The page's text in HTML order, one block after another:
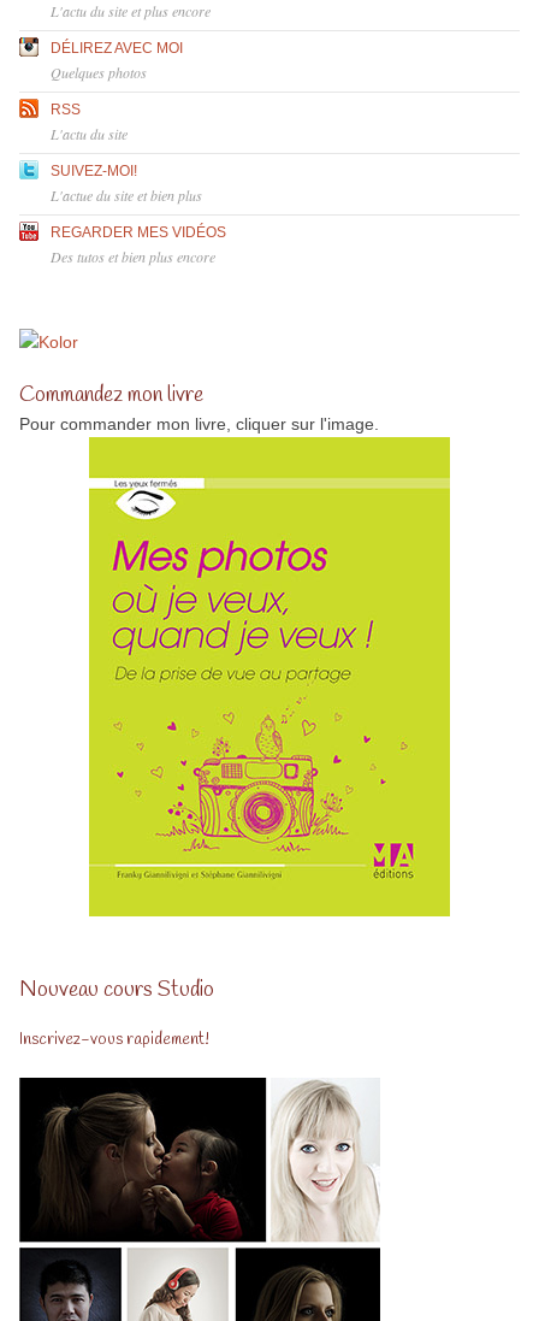
L'actu du site et plus encore
DÉLIREZ AVEC MOI
Quelques photos
RSS
L'actu du site
SUIVEZ-MOI!
L'actue du site et bien plus
REGARDER MES VIDÉOS
Des tutos et bien plus encore
Commandez mon livre
Pour commander mon livre, cliquer sur l'image.
Nouveau cours Studio
Inscrivez-vous rapidement!